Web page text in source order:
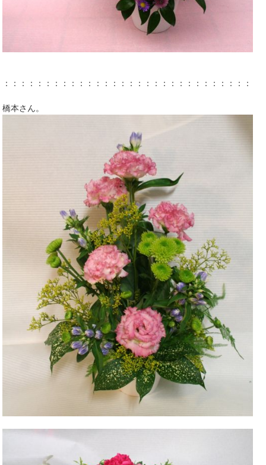
：：：：：：：：：：：：：：：：：：：：：：：：：：：：：：
橋本さん。